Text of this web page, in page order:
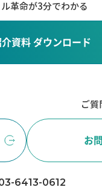
革命が3分でわかる
資料 ダウンロード
ご質
お
6413-0612